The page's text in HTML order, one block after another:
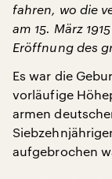
fahren, wo die
am 15. März
Eröffnung des
Es war die
vorläufige
armen
aufgebrochen